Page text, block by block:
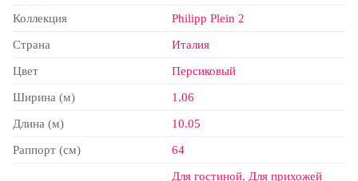
Коллекция Philipp Plein 2
Страна Италия
Цвет Персиковый
Ширина (м) 1.06
Длина (м) 10.05
Раппорт (см) 64
Для гостиной, Для прихожей